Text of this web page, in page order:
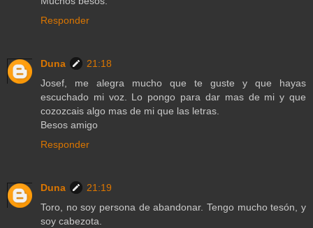
Responder
Duna
21:18
Josef, me alegra mucho que te guste y que hayas
escuchado mi voz. Lo pongo para dar mas de mi y que
cozozcais algo mas de mi que las letras.
Besos amigo
Responder
Duna
21:19
Toro, no soy persona de abandonar. Tengo mucho tesón, y
soy cabezota.